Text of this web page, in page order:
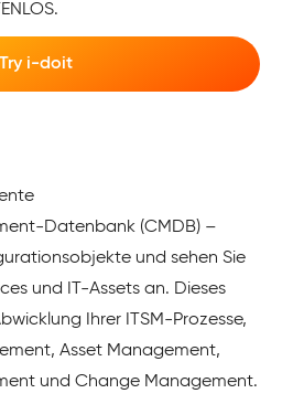
Try i-doit
Datenbank (CMDB) –
und sehen Sie
und IT-Assets an. Dieses
Ihrer ITSM-Prozesse,
Asset Management,
und Change Management.